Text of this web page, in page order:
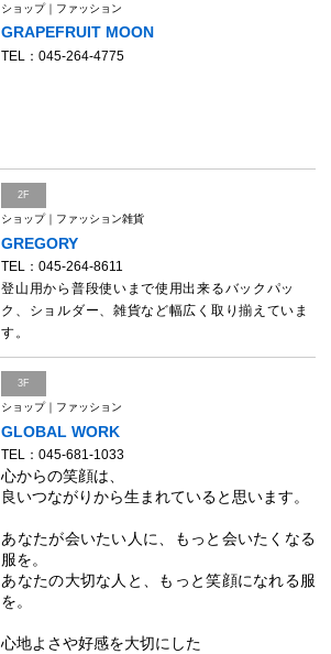
ショップ｜ファッション
GRAPEFRUIT MOON
TEL：045-264-4775
2F
ショップ｜ファッション雑貨
GREGORY
TEL：045-264-8611
登山用から普段使いまで使用出来るバックパッ
ク、ショルダー、雑貨など幅広く取り揃えていま
す。
3F
ショップ｜ファッション
GLOBAL WORK
TEL：045-681-1033
心からの笑顔は、
良いつながりから生まれていると思います。
あなたが会いたい人に、もっと会いたくなる
服を。
あなたの大切な人と、もっと笑顔になれる服
を。
心地よさや好感を大切にした